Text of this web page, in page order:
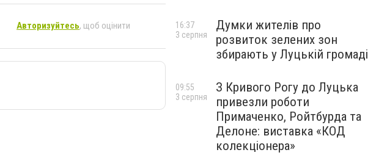
Авторизуйтесь, щоб оцінити
Думки жителів про
розвиток зелених зон
збирають у Луцькій громаді
16:37
3 серпня
З Кривого Рогу до Луцька
привезли роботи
Примаченко, Ройтбурда та
Делоне: виставка «КОД
колекціонера»
09:55
3 серпня